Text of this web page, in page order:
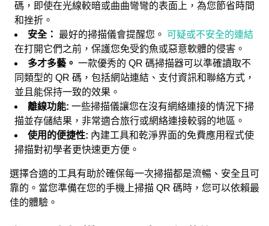
碼，即使在光線較暗或曲曲彎彎的表面上，為您節省時間
和挫折。
安全： 最好的掃描儀會提醒您。 可疑或不安全的連結
在打開它們之前，保護您免受釣魚或惡意軟體的侵害。
多才多藝。 一款優秀的 QR 碼掃描器可以準確讀取不
同類型的 QR 碼，包括網站連結、支付資訊和聯絡方式，
並且能保持一致的效果。
離線功能: 一些掃描儀讓您在沒有網絡連接的情況下掃
描並存儲結果，非常適合旅行或網絡連接較弱的地區。
使用的便捷性: 內建工具和乾淨界面的免費應用程式使
掃描對初學者更快速更方便。
選擇合適的工具有助於確保每一次掃描都是流暢、安全且可
靠的。當您準備在您的手機上掃描 QR 碼時，您可以依賴最
佳的體驗。